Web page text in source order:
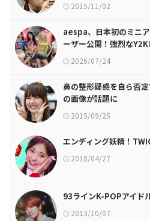
2015/11/02
aespa、日本初のミニ
ーザー公開！強烈な
2026/07/24
鼻の整形疑惑を自ら否
の画像が話題に
2015/09/25
エンディング妖精！
2018/04/27
93ラインK-POPアイド
2013/10/07